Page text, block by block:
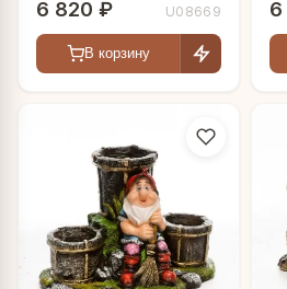
6 820 ₽ U08669
В корзину